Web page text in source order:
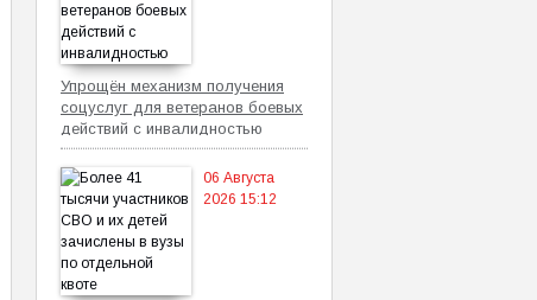
Упрощён механизм получения
соцуслуг для ветеранов боевых
действий с инвалидностью
06 Августа
2026 15:12